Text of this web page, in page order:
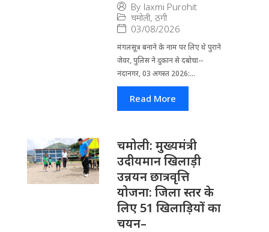
By laxmi Purohit
चमोली, ठगी
03/08/2026
मंगलसूत्र बनाने के नाम पर लिए थे पुराने
जेवर, पुलिस ने दुकान से दबोचा--
नंदानगर, 03 अगस्त 2026:...
Read More
चमोली: मुख्यमंत्री
उदीयमान खिलाड़ी
उन्नयन छात्रवृत्ति
योजना: जिला स्तर के
लिए 51 खिलाड़ियों का
चयन–